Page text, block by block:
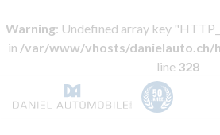
Warning: Undefined array key
in /var/www/vhosts/danielauto.ch/
line 328